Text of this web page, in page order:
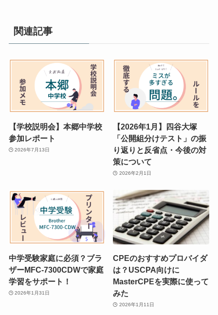
関連記事
【学校説明会】本郷中学校
参加レポート
2026年7月13日
【2026年1月】四谷大塚
「公開組分けテスト」の振
り返りと反省点・今後の対
策について
2026年2月1日
中学受験家庭に必須？ブラ
ザーMFC-7300CDWで家庭
学習をサポート！
2026年1月31日
CPEのおすすめプロバイダ
は？USCPA向けに
MasterCPEを実際に使って
みた
2026年1月11日